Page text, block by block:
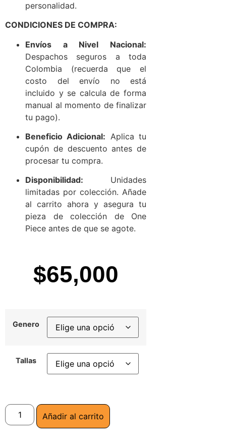
personalidad.
CONDICIONES DE COMPRA:
Envíos a Nivel Nacional:
Despachos seguros a toda
Colombia (recuerda que el
costo del envío no está
incluido y se calcula de forma
manual al momento de finalizar
tu pago).
Beneficio Adicional: Aplica tu
cupón de descuento antes de
procesar tu compra.
Disponibilidad: Unidades
limitadas por colección. Añade
al carrito ahora y asegura tu
pieza de colección de One
Piece antes de que se agote.
$65,000
Genero
Tallas
Añadir al carrito